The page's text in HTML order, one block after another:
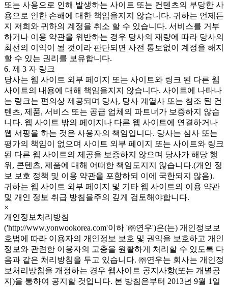
또는 사용으로 인해 발생하는 사이트 또는 컨텐츠의 부당한 사
용으로 인한 손해에 대한 책임을지지 않습니다. 귀하는 언제든
지 저희와 귀하의 계정을 취소 할 수 있습니다. 서비스를 거부
하거나 이용 약관을 위반하는 경우 당사의 재량에 따라 당사의
최선의 이익이 될 것이라 판단되면 사전 통보없이 계정을 해지
할 수 있는 권리를 보유합니다.
6. 제 3 자 링크
당사는 웹 사이트 외부 페이지 또는 사이트와 링크 된 다른 웹
사이트의 내용에 대해 책임을지지 않습니다. 사이트에 나타나
는 링크는 편의상 제공되며 당사, 당사 계열사 또는 참조 된 컨
텐츠, 제품, 서비스 또는 공급 업체의 파트너가 보증하지 않습
니다. 웹 사이트 밖의 페이지나 다른 웹 사이트에 연결하거나
웹 서핑을 하는 것은 사용자의 책임입니다. 당사는 심사 또는
평가의 책임이 없으며 사이트 외부 페이지 또는 사이트와 링크
된 다른 웹 사이트의 제공을 보증하지 않으며 당사가 해당 행
위, 콘텐츠, 제품에 대해 어떠한 책임도지지 않습니다.(개인 정
보 보호 정책 및 이용 약관을 포함하되 이에 국한되지 않음).
귀하는 웹 사이트 외부 페이지 및 기타 웹 사이트의 이용 약관
및 개인 정보 취급 방침을주의 깊게 검토해야합니다.
×
개인정보처리방침
('http://www.yonwookorea.com'이하 '㈜연우')은(는) 개인정보보
호법에 따라 이용자의 개인정보 보호 및 권익을 보호하고 개인
정보와 관련한 이용자의 고충을 원활하게 처리할 수 있도록 다
음과 같은 처리방침을 두고 있습니다. ㈜연우는 회사는 개인정
보처리방침을 개정하는 경우 웹사이트 공지사항(또는 개별공
지)을 통하여 공지할 것입니다. 본 방침은부터 2013년 9월 1일